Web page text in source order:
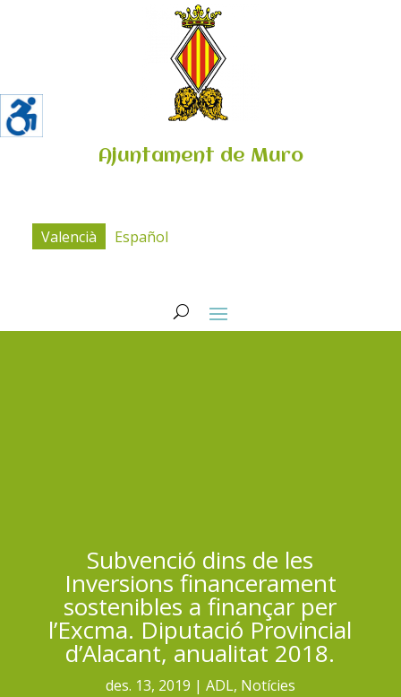
Ajuntament de Muro
Valencià Español
Subvenció dins de les
Inversions financerament
sostenibles a finançar per
l’Excma. Diputació Provincial
d’Alacant, anualitat 2018.
des. 13, 2019 ADL, Notícies